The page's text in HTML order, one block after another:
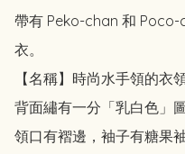
帶有 Peko-chan 和
衣。
【名稱】時尚水手領的
背面繡有一分「乳白色」圖
領口有褶邊，袖子有糖果